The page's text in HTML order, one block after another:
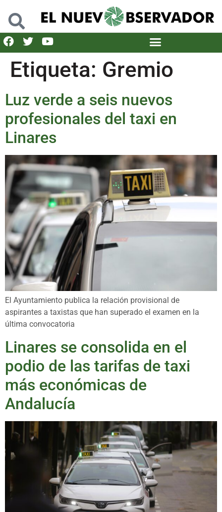
Etiqueta: Gremio
Luz verde a seis nuevos
profesionales del taxi en
Linares
El Ayuntamiento publica la relación provisional de
aspirantes a taxistas que han superado el examen en la
última convocatoria
Linares se consolida en el
podio de las tarifas de taxi
más económicas de
Andalucía